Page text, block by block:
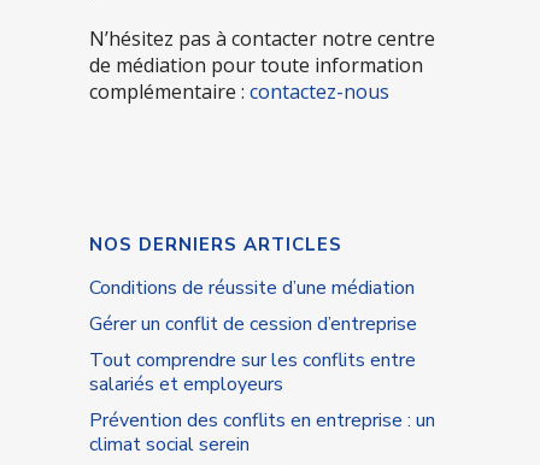
N’hésitez pas à contacter notre centre
de médiation pour toute information
complémentaire : contactez-nous
NOS DERNIERS ARTICLES
Conditions de réussite d’une médiation
Gérer un conflit de cession d’entreprise
Tout comprendre sur les conflits entre
salariés et employeurs
Prévention des conflits en entreprise : un
climat social serein